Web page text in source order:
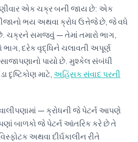
ઘણીવાર એક ચક્ર બની જાય છે: એક
ભય અથવા ક્રોધ ઉત્તેજે છે, જે વધે
ચક્રને સમજવું — તેમાં તમારો ભાગ,
ભાગ, દરેક વૃદ્ધિને ચલાવતી અપૂર્ણ
પાયો છે. મુશ્કેલ સંબંધી
દૃષ્ટિકોણ માટે,અહિંસક સંવાદ પરની
વાલીપણામાં — ક્રોધની જે પેટર્ન આપણે
બાળકો જે પેટર્ન આંતરિક કરે છે તે
અથવા દીર્ઘકાલીન રીતે